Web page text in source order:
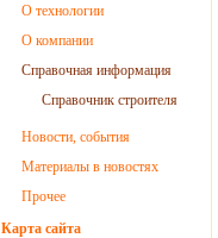
О технологии
О компании
Справочная информация
Справочник строителя
Новости, события
Материалы в новостях
Прочее
Карта сайта